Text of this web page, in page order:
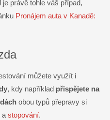
je právě tohle váš případ,
Pronájem auta v Kanadě:
můžete využít i
, kdy například přispějete na
obou typů přepravy si
a stopování.